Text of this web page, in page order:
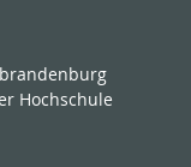
Hochschule